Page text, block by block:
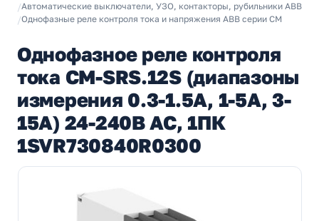
/Автоматические выключатели, УЗО, контакторы, рубильники ABB
/Однофазные реле контроля тока и напряжения ABB серии CM
Однофазное реле контроля
тока CM-SRS.12S (диапазоны
измерения 0.3-1.5А, 1-5A, 3-
15A) 24-240В AC, 1ПК
1SVR730840R0300